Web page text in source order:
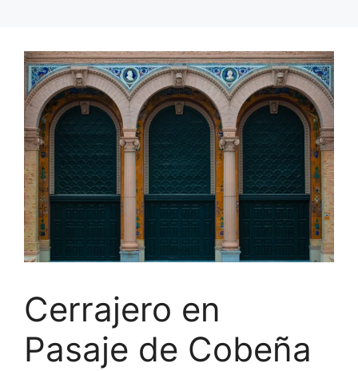
Cerrajero en
Pasaje de Cobeña